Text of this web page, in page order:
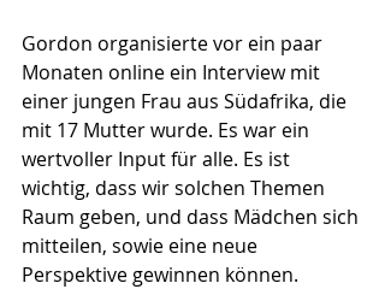
Gordon organisierte vor ein paar
Monaten online ein Interview mit
einer jungen Frau aus Südafrika, die
mit 17 Mutter wurde. Es war ein
wertvoller Input für alle. Es ist
wichtig, dass wir solchen Themen
Raum geben, und dass Mädchen sich
mitteilen, sowie eine neue
Perspektive gewinnen können.